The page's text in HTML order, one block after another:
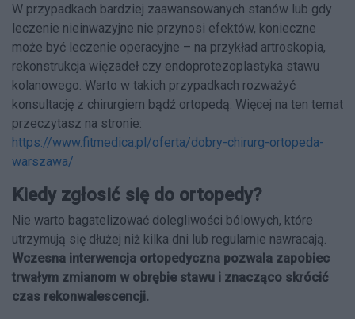
W przypadkach bardziej zaawansowanych stanów lub gdy
leczenie nieinwazyjne nie przynosi efektów, konieczne
może być leczenie operacyjne – na przykład artroskopia,
rekonstrukcja więzadeł czy endoprotezoplastyka stawu
kolanowego. Warto w takich przypadkach rozważyć
konsultację z chirurgiem bądź ortopedą. Więcej na ten temat
przeczytasz na stronie:
https://www.fitmedica.pl/oferta/dobry-chirurg-ortopeda-
warszawa/
Kiedy zgłosić się do ortopedy?
Nie warto bagatelizować dolegliwości bólowych, które
utrzymują się dłużej niż kilka dni lub regularnie nawracają.
Wczesna interwencja ortopedyczna pozwala zapobiec
trwałym zmianom w obrębie stawu i znacząco skrócić
czas rekonwalescencji.